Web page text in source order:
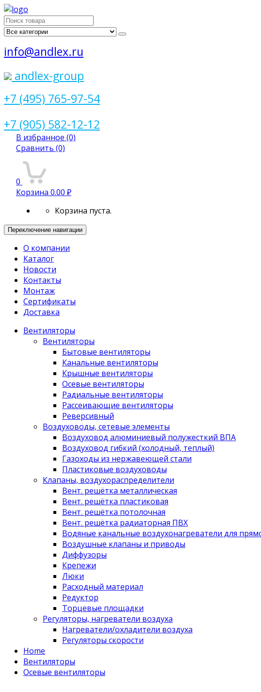
Поиск
для:
info@andlex.ru
andlex-group
+7 (495) 765-97-54
+7 (905) 582-12-12
В избранное (0)
Сравнить (0)
0
Корзина 0.00 ₽
Корзина пуста.
Переключение навигации
О компании
Каталог
Новости
Контакты
Монтаж
Сертификаты
Доставка
Вентиляторы
Вентиляторы
Бытовые вентиляторы
Канальные вентиляторы
Крышные вентиляторы
Осевые вентиляторы
Радиальные вентиляторы
Рассеивающие вентиляторы
Реверсивный
Воздуховоды, сетевые элементы
Воздуховод алюминиевый полужесткий ВПА
Воздуховод гибкий (холодный, теплый)
Газоходы из нержавеющей стали
Пластиковые воздуховоды
Клапаны, воздухораспределители
Вент. решётка металлическая
Вент. решётка пластиковая
Вент. решётка потолочная
Вент. решётка радиаторная ПВХ
Водяные канальные воздухонагреватели для
Воздушные клапаны и приводы
Диффузоры
Крепежи
Люки
Расходный материал
Редуктор
Торцевые площадки
Регуляторы, нагреватели воздуха
Нагреватели/охладители воздуха
Регуляторы скорости
Home
Вентиляторы
Осевые вентиляторы